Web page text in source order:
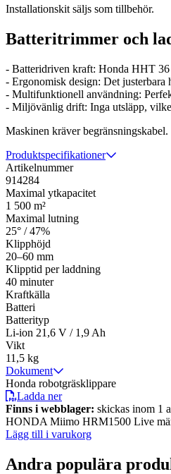
Installationskit säljs som tillbehör.
Batteritrimmer och
- Batteridriven kraft: Honda HHT 36
- Ergonomisk design: Det justerbara
- Multifunktionell användning:
- Miljövänlig drift: Inga utsläpp,
Maskinen kräver begränsningskabel.
Produktspecifikationer
Artikelnummer
914284
Maximal ytkapacitet
1 500 m²
Maximal lutning
25° / 47%
Klipphöjd
20–60 mm
Klipptid per laddning
40 minuter
Kraftkälla
Batteri
Batterityp
Li-ion 21,6 V / 1,9 Ah
Vikt
11,5 kg
Dokument
Honda robotgräsklippare
Ladda ner
Finns i webblager: skickas inom 1
HONDA Miimo HRM1500 Live
Lägg till i varukorg
Andra populära